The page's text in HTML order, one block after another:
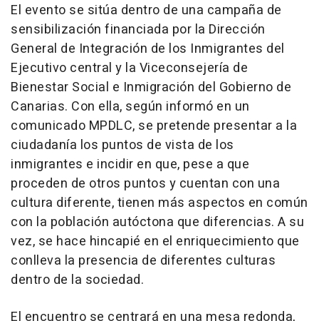
El evento se sitúa dentro de una campaña de
sensibilización financiada por la Dirección
General de Integración de los Inmigrantes del
Ejecutivo central y la Viceconsejería de
Bienestar Social e Inmigración del Gobierno de
Canarias. Con ella, según informó en un
comunicado MPDLC, se pretende presentar a la
ciudadanía los puntos de vista de los
inmigrantes e incidir en que, pese a que
proceden de otros puntos y cuentan con una
cultura diferente, tienen más aspectos en común
con la población autóctona que diferencias. A su
vez, se hace hincapié en el enriquecimiento que
conlleva la presencia de diferentes culturas
dentro de la sociedad.
El encuentro se centrará en una mesa redonda,